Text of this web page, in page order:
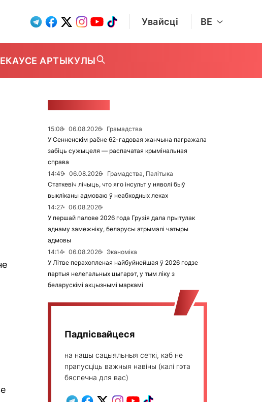
Увайсці BE
УСЕ АРТЫКУЛЫ
15:08 06.08.2026
Грамадства
У Сенненскім раёне 62-гадовая жанчына пагражала
забіць сужыцеля — распачатая крымінальная
справа
14:49
06.08.2026
Грамадства, Палітыка
Статкевіч лічыць, что яго інсульт у няволі быў
выкліканы адмоваю ў неабходных леках
14:27
06.08.2026
У першай палове 2026 года Грузія дала прытулак
аднаму замежніку, беларусы атрымалі чатыры
адмовы
14:14
06.08.2026
Эканоміка
У Літве перахопленая найбуйнейшая ў 2026 годзе
партыя нелегальных цыгарэт, у тым ліку з
беларускімі акцызнымі маркамі
Падпісвайцеся
на нашы сацыяльныя сеткі, каб не
прапусціць важныя навіны (калі гэта
бяспечна для вас)